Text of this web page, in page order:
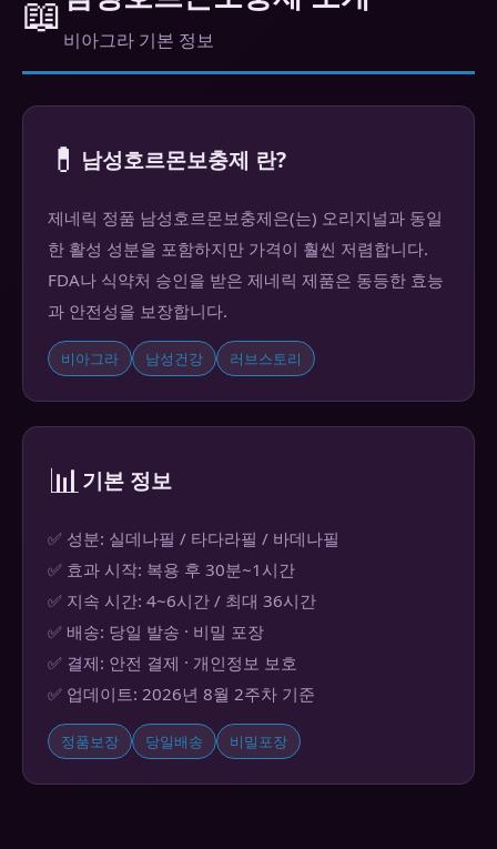
📖 비아그라 기본 정보
💊 남성호르몬보충제 란?
제네릭 정품 남성호르몬보충제은(는) 오리지널과 동일
한 활성 성분을 포함하지만 가격이 훨씬 저렴합니다.
FDA나 식약처 승인을 받은 제네릭 제품은 동등한 효능
과 안전성을 보장합니다.
비아그라 남성건강 러브스토리
📊기본 정보
✅ 성분: 실데나필 / 타다라필 / 바데나필
✅ 효과 시작: 복용 후 30분~1시간
✅ 지속 시간: 4~6시간 / 최대 36시간
✅ 배송: 당일 발송 · 비밀 포장
✅ 결제: 안전 결제 · 개인정보 보호
✅ 업데이트: 2026년 8월 2주차 기준
정품보장 당일배송 비밀포장